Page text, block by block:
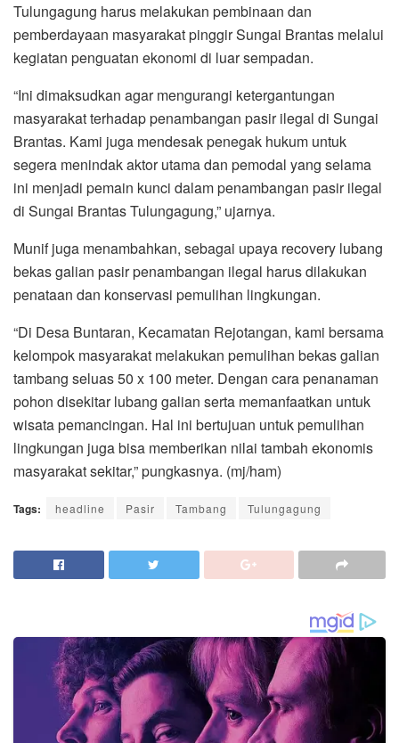
Tulungagung harus melakukan pembinaan dan
pemberdayaan masyarakat pinggir Sungai Brantas melalui
kegiatan penguatan ekonomi di luar sempadan.
“Ini dimaksudkan agar mengurangi ketergantungan
masyarakat terhadap penambangan pasir ilegal di Sungai
Brantas. Kami juga mendesak penegak hukum untuk
segera menindak aktor utama dan pemodal yang selama
ini menjadi pemain kunci dalam penambangan pasir ilegal
di Sungai Brantas Tulungagung,” ujarnya.
Munif juga menambahkan, sebagai upaya recovery lubang
bekas galian pasir penambangan ilegal harus dilakukan
penataan dan konservasi pemulihan lingkungan.
“Di Desa Buntaran, Kecamatan Rejotangan, kami bersama
kelompok masyarakat melakukan pemulihan bekas galian
tambang seluas 50 x 100 meter. Dengan cara penanaman
pohon disekitar lubang galian serta memanfaatkan untuk
wisata pemancingan. Hal ini bertujuan untuk pemulihan
lingkungan juga bisa memberikan nilai tambah ekonomis
masyarakat sekitar,” pungkasnya. (mj/ham)
Tags: headline Pasir Tambang Tulungagung